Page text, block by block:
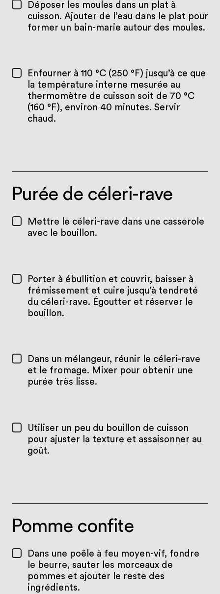
Déposer les moules dans un plat à
cuisson. Ajouter de l’eau dans le plat pour
former un bain-marie autour des moules.
Enfourner à 110 °C (250 °F) jusqu’à ce que
la température interne mesurée au
thermomètre de cuisson soit de 70 °C
(160 °F), environ 40 minutes. Servir
chaud.
Purée de céleri-rave
Mettre le céleri-rave dans une casserole
avec le bouillon.
Porter à ébullition et couvrir, baisser à
frémissement et cuire jusqu’à tendreté
du céleri-rave. Égoutter et réserver le
bouillon.
Dans un mélangeur, réunir le céleri-rave
et le fromage. Mixer pour obtenir une
purée très lisse.
Utiliser un peu du bouillon de cuisson
pour ajuster la texture et assaisonner au
goût.
Pomme confite
Dans une poêle à feu moyen-vif, fondre
le beurre, sauter les morceaux de
pommes et ajouter le reste des
ingrédients.